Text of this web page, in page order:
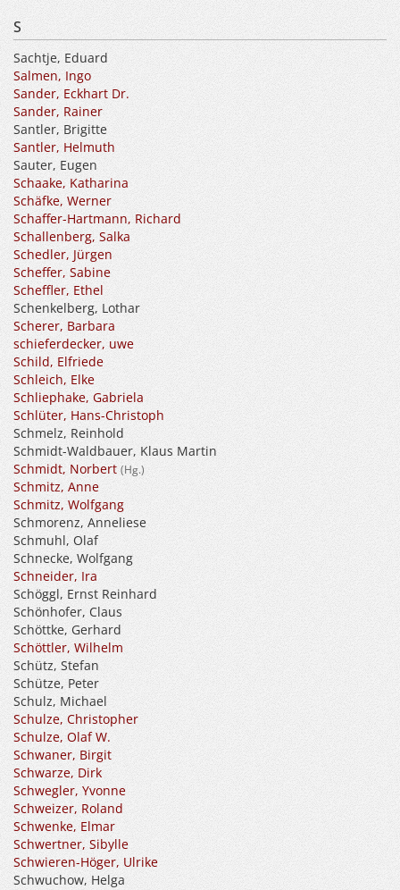
S
Sachtje, Eduard
Salmen, Ingo
Sander, Eckhart Dr.
Sander, Rainer
Santler, Brigitte
Santler, Helmuth
Sauter, Eugen
Schaake, Katharina
Schäfke, Werner
Schaffer-Hartmann, Richard
Schallenberg, Salka
Schedler, Jürgen
Scheffer, Sabine
Scheffler, Ethel
Schenkelberg, Lothar
Scherer, Barbara
schieferdecker, uwe
Schild, Elfriede
Schleich, Elke
Schliephake, Gabriela
Schlüter, Hans-Christoph
Schmelz, Reinhold
Schmidt-Waldbauer, Klaus Martin
Schmidt, Norbert (Hg.)
Schmitz, Anne
Schmitz, Wolfgang
Schmorenz, Anneliese
Schmuhl, Olaf
Schnecke, Wolfgang
Schneider, Ira
Schöggl, Ernst Reinhard
Schönhofer, Claus
Schöttke, Gerhard
Schöttler, Wilhelm
Schütz, Stefan
Schütze, Peter
Schulz, Michael
Schulze, Christopher
Schulze, Olaf W.
Schwaner, Birgit
Schwarze, Dirk
Schwegler, Yvonne
Schweizer, Roland
Schwenke, Elmar
Schwertner, Sibylle
Schwieren-Höger, Ulrike
Schwuchow, Helga